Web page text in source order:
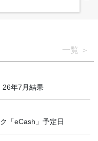
一覧
26年7月結果
「eCash」予定日